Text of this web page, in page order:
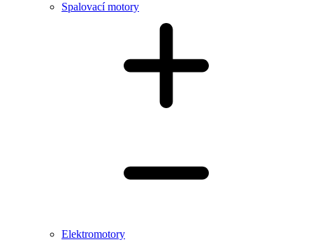
Spalovací motory
Elektromotory